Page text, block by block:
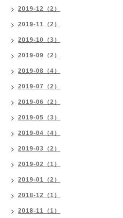
2019-12（2）
2019-11（2）
2019-10（3）
2019-09（2）
2019-08（4）
2019-07（2）
2019-06（2）
2019-05（3）
2019-04（4）
2019-03（2）
2019-02（1）
2019-01（2）
2018-12（1）
2018-11（1）